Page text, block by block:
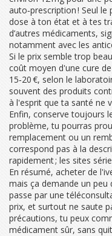
auto‑prescription ! Seul
dose à ton état et à tes
d’autres médicaments,
notamment avec les
Si le prix semble trop
coût moyen d'une cure
15‑20 €, selon le
souvent des produits
à l'esprit que ta santé ne
Enfin, conserve toujours
problème, tu pourras
remplacement ou un
correspond pas à la
rapidement ; les sites
En résumé, acheter de
mais ça demande un peu
passe par une
prix, et surtout ne saute
précautions, tu peux
médicament sûr, sans